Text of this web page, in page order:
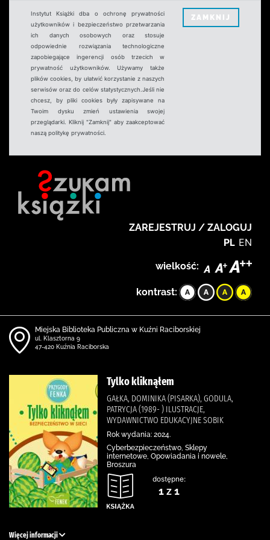
Instytut Książki dba o ochronę prywatności
użytkowników i bezpieczeństwo przetwarzania
ich danych osobowych oraz stosuje
odpowiednie rozwiązania technologiczne
zapobiegające ingerencji osób trzecich w
prywatność użytkowników. Używamy także
plików cookies, by ułatwić korzystanie z naszych
serwisów oraz do celów statystycznych.Jeśli nie
chcesz, by pliki cookies były zapisywane na
Twoim dysku zmień ustawienia swojej
przeglądarki. Kliknij "Zamknij" aby zaakceptować
naszą politykę prywatności.
ZAMKNIJ
ZAREJESTRUJ / ZALOGUJ
PL EN
wielkość:
kontrast:
Miejska Biblioteka Publiczna w Kuźni Raciborskiej
ul. Klasztorna 9
47-420 Kuźnia Raciborska
Tylko kliknąłem
GAŁKA, DOMINIKA (PISARKA), GODULA,
PATRYCJA (1989- ) ILUSTRACJE,
WYDAWNICTWO EDUKACYJNE SOBIK
Rok wydania: 2024.
Cyberbezpieczeństwo, Sklepy
internetowe, Opowiadania i nowele,
Broszura
dostępne:
1 z 1
Więcej informacji